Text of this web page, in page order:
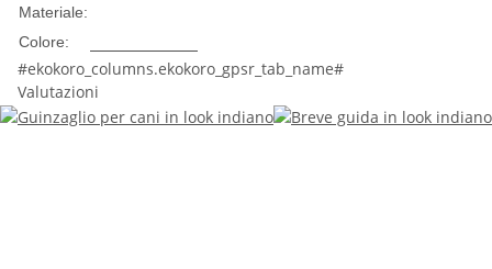
Materiale:
Colore:
#ekokoro_columns.ekokoro_gpsr_tab_name#
Valutazioni